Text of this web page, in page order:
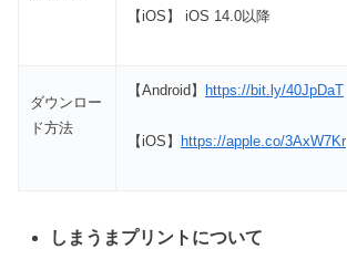
【iOS】 iOS 14.0以降
ダウンロー
ド方法
【Android】 https://bit.ly/40JpDaT
【iOS】 https://apple.co/3AxW7Kr
しまうまプリントについて